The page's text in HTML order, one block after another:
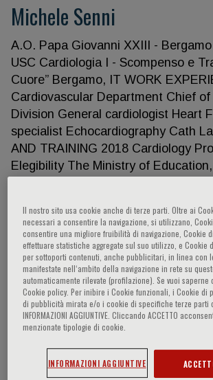
Michele Senni
A.O. Papa Giovanni XXIII -
USC Cardiologia I - Scompenso e
Cuore” Bergamo, IT WORK
Cardiovascular Department Chief
Division General cardiologist Heart
specialist Echocardiography Cath
AND TRAINING 2018 Cardiology
Elegibility The Ministry of
Research 2011 and 2019 Training
Manager of Complex Hospital Area
Lombardia and Universita di
Management School in Health 1996-
Fellow Mayo Clinic, Rochester
1992 Postgraduate school of
Universita di Bologna 1981 - 1988
laude) Universita di Genova 1976-
school classic (52/60) Liceo
Il nostro sito usa cookie anche di terze parti. Oltre ai
necessari a consentire la navigazione, si utilizzano,
consentire una migliore fruibilità di navigazione, Cookie
effettuare statistiche aggregate sul suo utilizzo, e Cookie
per sottoporti contenuti, anche pubblicitari, in linea con
manifestate nell‘ambito della navigazione in rete su
automaticamente rilevate (profilazione). Se vuoi
Cookie policy. Per inibire i Cookie funzionali, i Cookie di
di pubblicità mirata e/o i cookie di specifiche terze parti
INFORMAZIONI AGGIUNTIVE. Cliccando ACCETTO
menzionate tipologie di cookie.
INFORMAZIONI AGGIUNTIVE